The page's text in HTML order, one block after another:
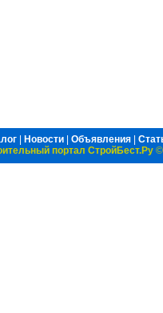
Новости Объявления
портал СтройБест.Ру